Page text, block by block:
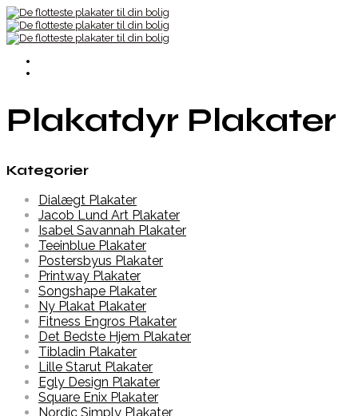
Plakatdyr Plakater
Kategorier
Dialægt Plakater
Jacob Lund Art Plakater
Isabel Savannah Plakater
Teeinblue Plakater
Postersbyus Plakater
Printway Plakater
Songshape Plakater
Ny Plakat Plakater
Fitness Engros Plakater
Det Bedste Hjem Plakater
Tibladin Plakater
Lille Starut Plakater
Egly Design Plakater
Square Enix Plakater
Nordic Simply Plakater